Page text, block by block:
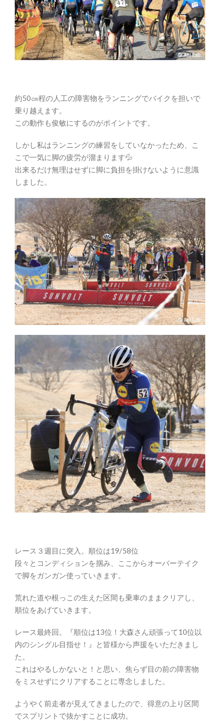
約50㎝程の人工の障害物をランニングでバイクを担いで
乗り越えます。
この動作も俊敏にするのがポイントです。
しかし私はランニングの練習をしていなかったため、こ
こで一気に脚の疲労が溜まります💦
出来るだけ無理はせずに脚に負担を掛けないように意識
しました。
レース３週目に突入。順位は19/58位
段々とコンディションを掴み、ここからオーバーテイク
で脚をガンガン使っていきます。
荒れた道や根っこの生えた区間も乗車のままクリアし、
順位をあげていきます。
レース最終回。『順位は13位！大森さん頑張って10位以
内のシングル目指せ！』と皆様から声援をいただきまし
た。
これはやるしかないと！と思い、焦らず目の前の障害物
をミスせずにクリアすることに専念しました。
ようやく前走者が見えてきましたので、得意の上り区間
でスプリントで抜かすことに成功。